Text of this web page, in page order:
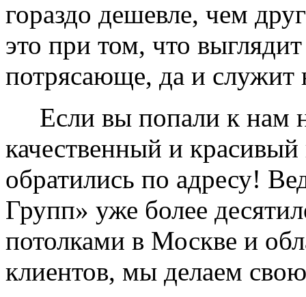
гораздо дешевле, чем
это при том, что
потрясающе, да и служит
Если вы попали к нам
качественный и
обратились по адресу!
Групп» уже более
потолками в Москве и
клиентов, мы делаем